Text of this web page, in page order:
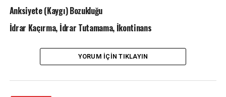
1-Öncelikle üroloji hekimi tarafından muayene
edildikten sonra idrar analizi ve idrar kültürü steril
ortamda bakılmalıdır.
2- Ultrasonografi ile böbrek, mesane ve üreterler
Anksiyete (Kaygı) Bozukluğu
İdrar Kaçırma, İdrar Tutamama, İkontinans
YORUM İÇIN TIKLAYIN